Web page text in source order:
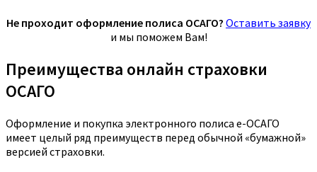
Не проходит оформление полиса ОСАГО? Оставить заявку
и мы поможем Вам!
Преимущества онлайн страховки
ОСАГО
Оформление и покупка электронного полиса е-ОСАГО
имеет целый ряд преимуществ перед обычной «бумажной»
версией страховки.